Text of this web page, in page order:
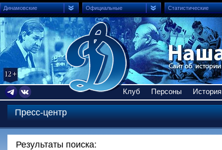
Динамовские Официальные Статистические
Клуб Персоны История
Пресс-центр
Результаты поиска: